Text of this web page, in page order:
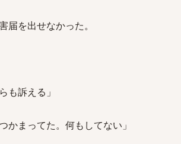
届を出せなかった。
も訴える」
かまってた。何もしてない」